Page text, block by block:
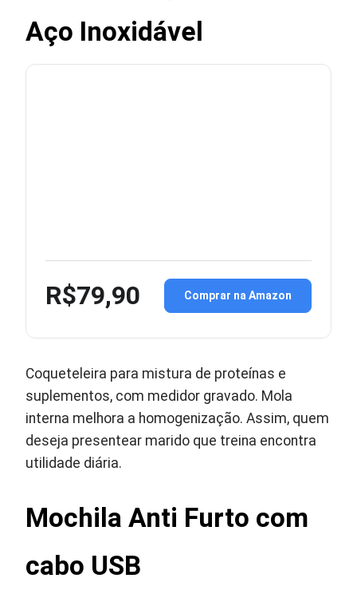
Aço Inoxidável
R$79,90 Comprar na Amazon
Coqueteleira para mistura de proteínas e
suplementos, com medidor gravado. Mola
interna melhora a homogenização. Assim, quem
deseja presentear marido que treina encontra
utilidade diária.
Mochila Anti Furto com
cabo USB